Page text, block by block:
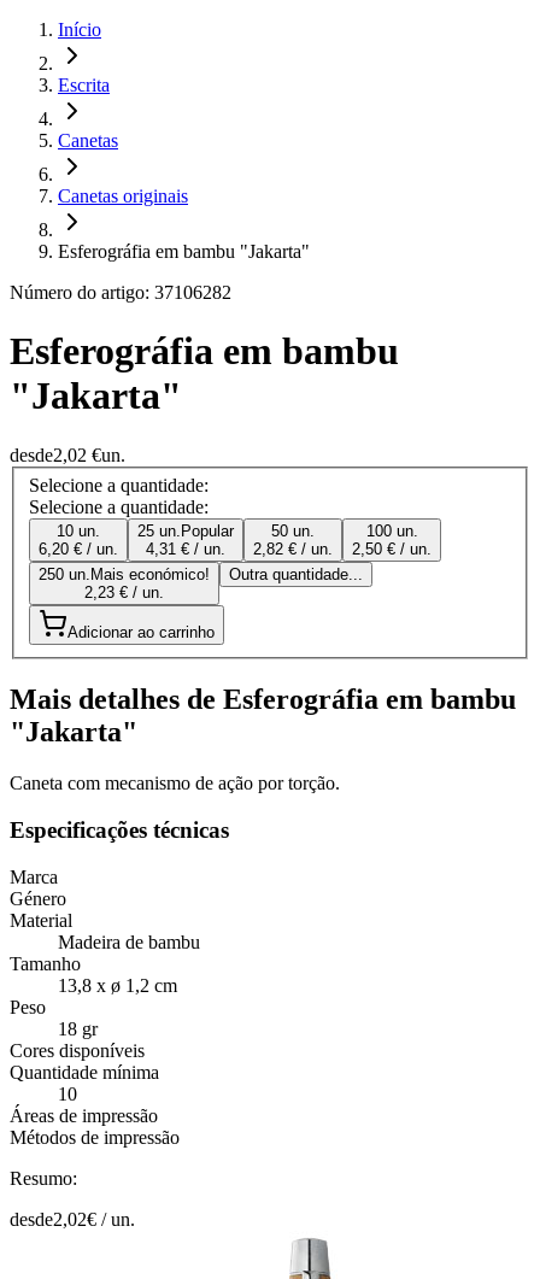
Início
Escrita
Canetas
Canetas originais
Esferográfia em bambu "Jakarta"
Número do artigo: 37106282
Esferográfia em bambu
"Jakarta"
desde2,02 €un.
Selecione a quantidade:
Selecione a quantidade:
10 un.
6,20 € / un.
25 un. Popular
4,31 € / un.
50 un.
2,82 € / un.
100 un.
2,50 € / un.
250 un. Mais económico!
2,23 € / un.
Outra quantidade...
Adicionar ao carrinho
Mais detalhes de Esferográfia em bambu
"Jakarta"
Caneta com mecanismo de ação por torção.
Especificações técnicas
Marca
Género
Material
Madeira de bambu
Tamanho
13,8 x ø 1,2 cm
Peso
18 gr
Cores disponíveis
Quantidade mínima
10
Áreas de impressão
Métodos de impressão
Resumo:
desde2,02€ /un.